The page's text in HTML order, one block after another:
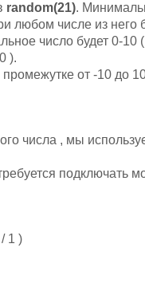
random(21).
любом числе из него
число будет 0-10
).
от -10 до
числа , мы
подключать
/ 1 )